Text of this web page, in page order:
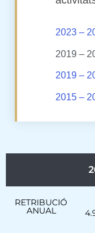
2023 –
2019 –
2019 –
2015 –
RETRIBUCIÓ
ANUAL